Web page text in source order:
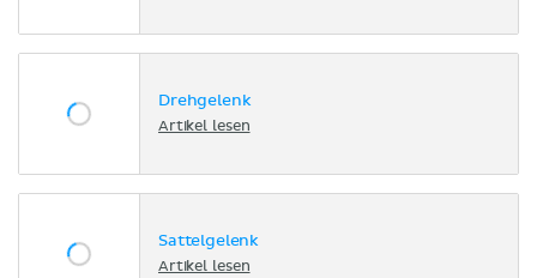
Drehgelenk
Artikel lesen
Sattelgelenk
Artikel lesen